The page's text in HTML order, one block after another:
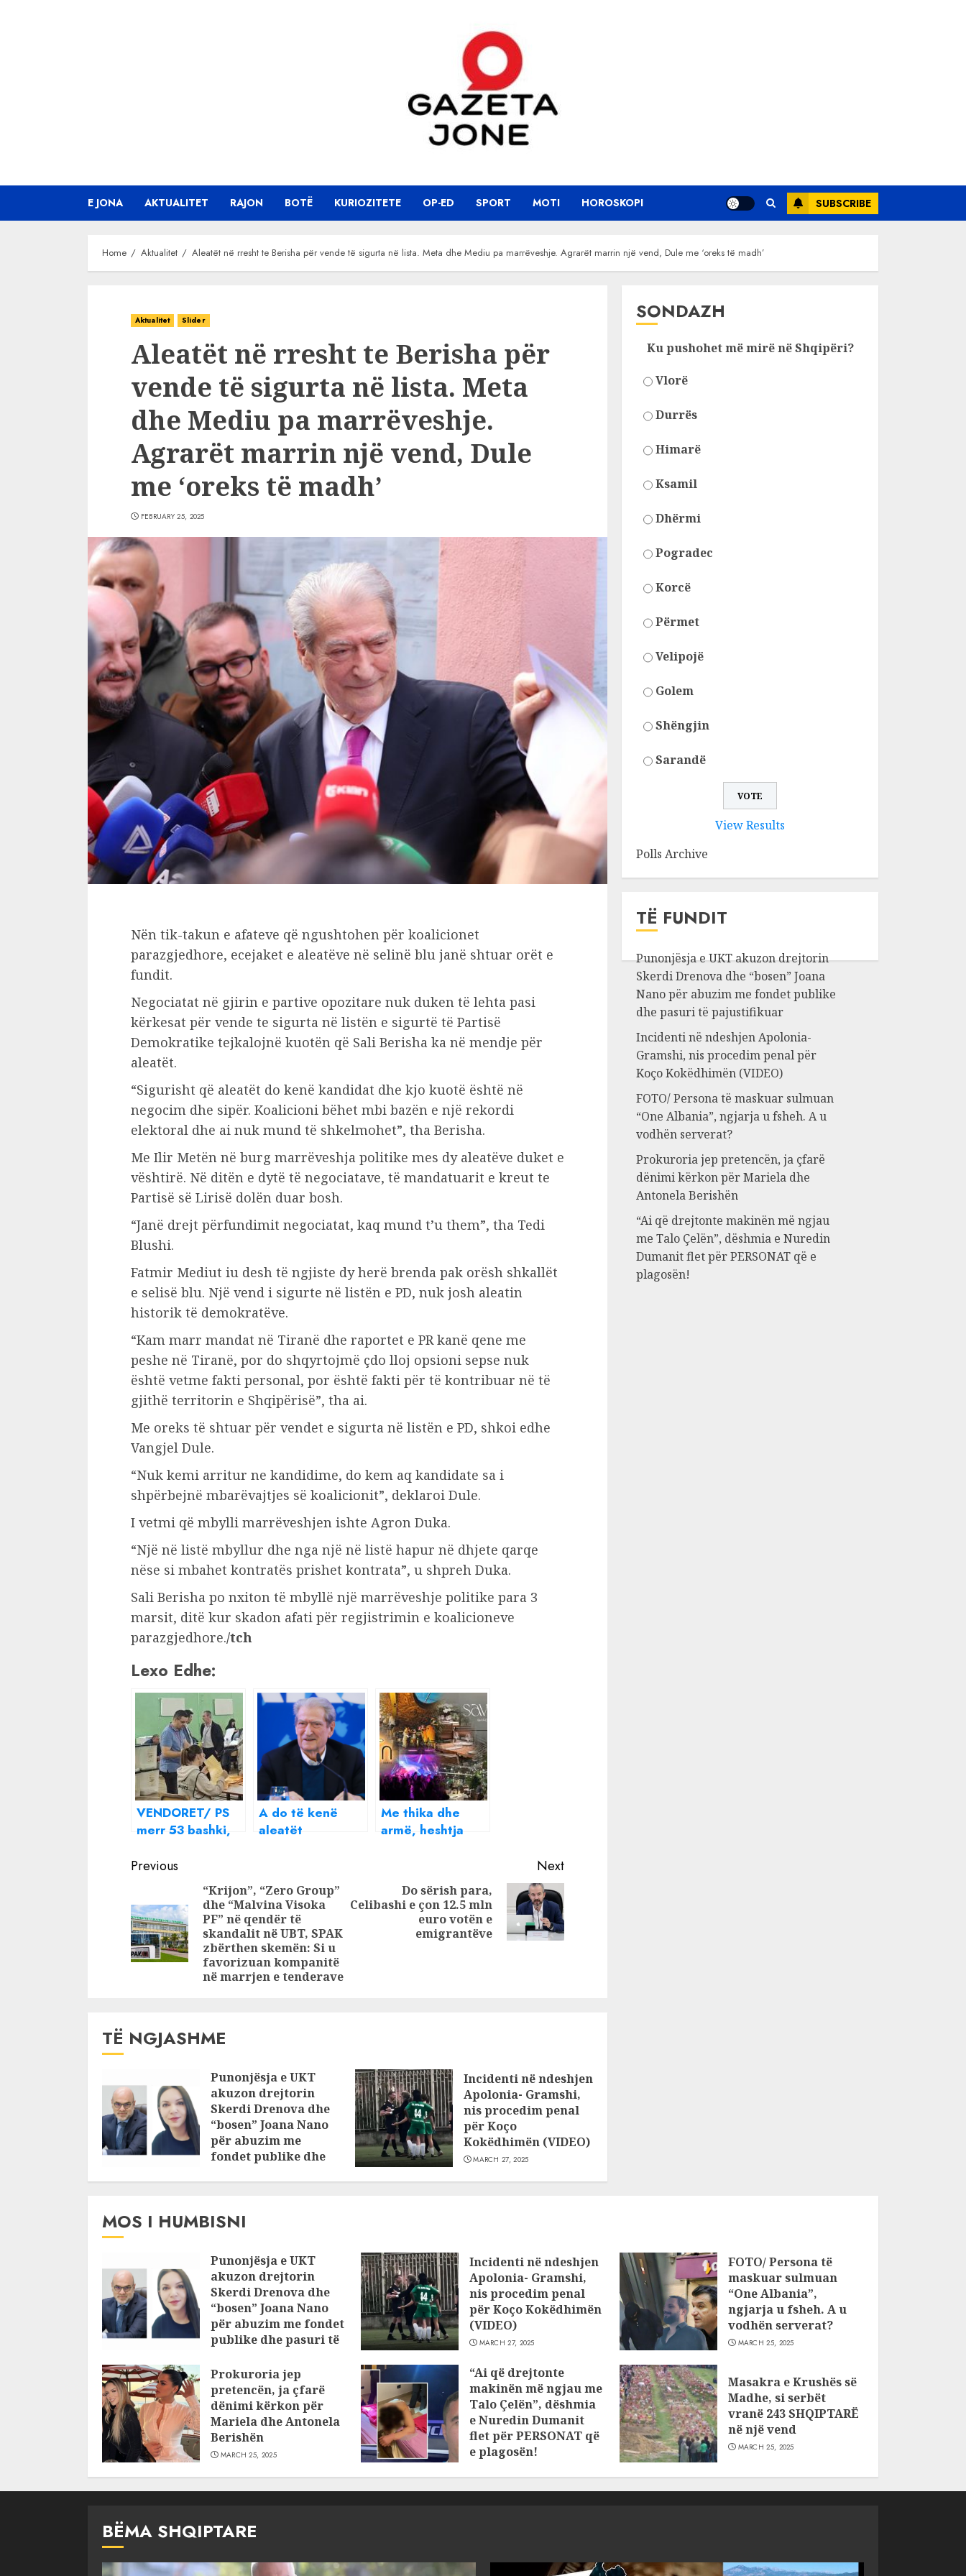
E JONA AKTUALITET RAJON BOTË KURIOZITETE OP-ED SPORT MOTI HOROSKOPI SUBSCRIBE
Home Aktualitet Aleatët në rresht te Berisha për vende të sigurta në lista. Meta dhe Mediu pa marrëveshje. Agrarët marrin një vend, Dule me ‘oreks të madh’
Aktualitet Slider
Aleatët në rresht te Berisha për
vende të sigurta në lista. Meta
dhe Mediu pa marrëveshje.
Agrarët marrin një vend, Dule
me ‘oreks të madh’
FEBRUARY 25, 2025
Nën tik-takun e afateve që ngushtohen për koalicionet
parazgjedhore, ecejaket e aleatëve në selinë blu janë shtuar orët e
fundit.
Negociatat në gjirin e partive opozitare nuk duken të lehta pasi
kërkesat për vende te sigurta në listën e sigurtë të Partisë
Demokratike tejkalojnë kuotën që Sali Berisha ka në mendje për
aleatët.
“Sigurisht që aleatët do kenë kandidat dhe kjo kuotë është në
negocim dhe sipër. Koalicioni bëhet mbi bazën e një rekordi
elektoral dhe ai nuk mund të shkelmohet”, tha Berisha.
Me Ilir Metën në burg marrëveshja politike mes dy aleatëve duket e
vështirë. Në ditën e dytë të negociatave, të mandatuarit e kreut te
Partisë së Lirisë dolën duar bosh.
“Janë drejt përfundimit negociatat, kaq mund t’u them”, tha Tedi
Blushi.
Fatmir Mediut iu desh të ngjiste dy herë brenda pak orësh shkallët
e selisë blu. Një vend i sigurte në listën e PD, nuk josh aleatin
historik të demokratëve.
“Kam marr mandat në Tiranë dhe raportet e PR kanë qene me
peshe në Tiranë, por do shqyrtojmë çdo lloj opsioni sepse nuk
është vetme fakti personal, por është fakti për të kontribuar në të
gjithë territorin e Shqipërisë”, tha ai.
Me oreks të shtuar për vendet e sigurta në listën e PD, shkoi edhe
Vangjel Dule.
“Nuk kemi arritur ne kandidime, do kem aq kandidate sa i
shpërbejnë mbarëvajtjes së koalicionit”, deklaroi Dule.
I vetmi që mbylli marrëveshjen ishte Agron Duka.
“Një në listë mbyllur dhe nga një në listë hapur në dhjete qarqe
nëse si mbahet kontratës prishet kontrata”, u shpreh Duka.
Sali Berisha po nxiton të mbyllë një marrëveshje politike para 3
marsit, ditë kur skadon afati për regjistrimin e koalicioneve
parazgjedhore./tch
Lexo Edhe:
VENDORET/ PS
merr 53 bashki,
marrin vetëm 7
A do të kenë
aleatët
Berisha
Me thika dhe
armë, heshtja
grupeve
kriminale: Bandat
marrin peng
Continue
Reading
Previous
“Krijon”, “Zero Group”
dhe “Malvina Visoka
PF” në qendër të
skandalit në UBT, SPAK
zbërthen skemën: Si u
favorizuan kompanitë
në marrjen e tenderave
Next
Next
Do sërish para,
Celibashi e çon 12.5 mln
euro votën e
emigrantëve
TË NGJASHME
Punonjësja e UKT
akuzon drejtorin
Skerdi Drenova dhe
“bosen” Joana Nano
për abuzim me
fondet publike dhe
Incidenti në ndeshjen
Apolonia- Gramshi,
nis procedim penal
për Koço
Kokëdhimën (VIDEO)
MARCH 27, 2025
SONDAZH
Ku pushohet më mirë në Shqipëri?
Vlorë
Durrës
Himarë
Ksamil
Dhërmi
Pogradec
Korcë
Përmet
Velipojë
Golem
Shëngjin
Sarandë
View Results
Polls Archive
TË FUNDIT
Punonjësja e UKT akuzon drejtorin
Skerdi Drenova dhe “bosen” Joana
Nano për abuzim me fondet publike
dhe pasuri të pajustifikuar
Incidenti në ndeshjen Apolonia-
Gramshi, nis procedim penal për
Koço Kokëdhimën (VIDEO)
FOTO/ Persona të maskuar sulmuan
“One Albania”, ngjarja u fsheh. A u
vodhën serverat?
Prokuroria jep pretencën, ja çfarë
dënimi kërkon për Mariela dhe
Antonela Berishën
“Ai që drejtonte makinën më ngjau
me Talo Çelën”, dëshmia e Nuredin
Dumanit flet për PERSONAT që e
plagosën!
MOS I HUMBISNI
Punonjësja e UKT
akuzon drejtorin
Skerdi Drenova dhe
“bosen” Joana Nano
për abuzim me fondet
publike dhe pasuri të
JULY 24, 2025
Incidenti në ndeshjen
Apolonia- Gramshi,
nis procedim penal
për Koço Kokëdhimën
(VIDEO)
MARCH 27, 2025
FOTO/ Persona të
maskuar sulmuan
“One Albania”,
ngjarja u fsheh. A u
vodhën serverat?
MARCH 25, 2025
Prokuroria jep
pretencën, ja çfarë
dënimi kërkon për
Mariela dhe Antonela
Berishën
MARCH 25, 2025
“Ai që drejtonte
makinën më ngjau me
Talo Çelën”, dëshmia
e Nuredin Dumanit
flet për PERSONAT që
e plagosën!
Masakra e Krushës së
Madhe, si serbët
vranë 243 SHQIPTARË
në një vend
MARCH 25, 2025
BËMA SHQIPTARE